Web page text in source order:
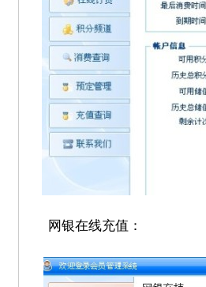
网银在线充值：